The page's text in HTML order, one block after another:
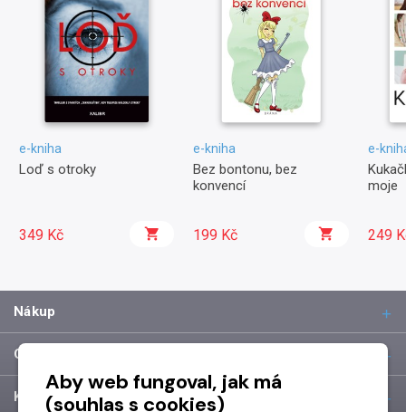
e-kniha
Loď s otroky
349 Kč
e-kniha
Bez bontonu, bez
konvencí
199 Kč
e-
moje
249
Nákup
O společnosti
Kontakt
Aby web fungoval, jak má
(souhlas s cookies)